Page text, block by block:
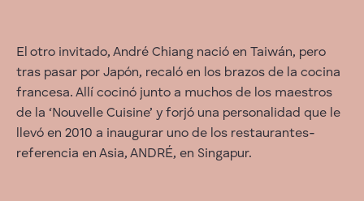
El otro invitado, André Chiang nació en Taiwán, pero
tras pasar por Japón, recaló en los brazos de la cocina
francesa. Allí cocinó junto a muchos de los maestros
de la ‘Nouvelle Cuisine’ y forjó una personalidad que le
llevó en 2010 a inaugurar uno de los restaurantes-
referencia en Asia, ANDRÉ, en Singapur.